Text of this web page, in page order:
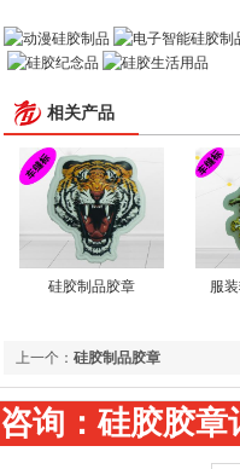
相关产品
硅胶制品胶章 服
上一个： 硅胶制品胶章
咨询：硅胶胶章